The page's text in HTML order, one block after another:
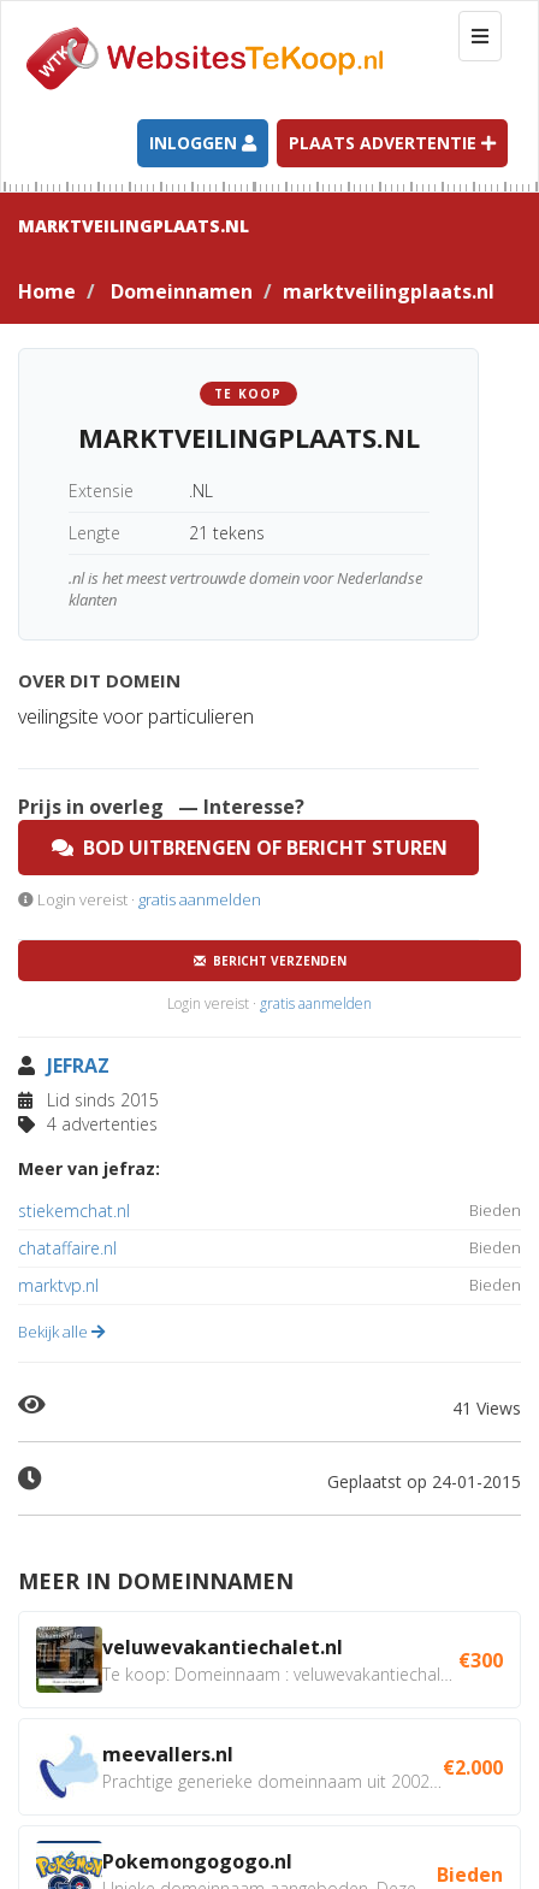
T
o
g
l
e
n
g
a
t
INLOGGEN PLAATS ADVERTENTIE
MARKTVEILINGPLAATS.NL
Home Domeinnamen marktveilingplaats.nl
TE KOOP
MARKTVEILINGPLAATS.NL
Extensie
.NL
Lengte
21 tekens
.nl is het meest vertrouwde domein voor Nederlandse
klanten
OVER DIT DOMEIN
veilingsite voor particulieren
Prijs in overleg
— Interesse?
BOD UITBRENGEN OF BERICHT STUREN
Login vereist · gratis aanmelden
BERICHT VERZENDEN
Login vereist · gratis aanmelden
JEFRAZ
Lid sinds 2015
4 advertenties
Meer van jefraz:
stiekemchat.nl
Bieden
chataffaire.nl Bieden
marktvp.nl Bieden
Bekijk alle
41 Views
Geplaatst op 24-01-2015
MEER IN DOMEINNAMEN
veluwevakantiechalet.nl €300
meevallers.nl €2.000
Pokemongogogo.nl Bieden